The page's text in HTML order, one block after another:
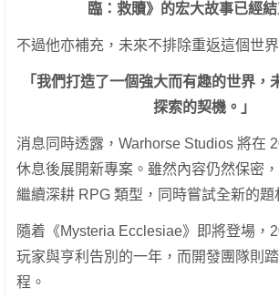
臨：救贖》的宏大故事已經結
不過他亦補充，未來不排除重返這個世
「我們打造了一個強大而有趣的世界，
探索的契機。」
消息同時透露，Warhorse Studios 將在
休息後展開新專案。雖然內容仍然保密
繼續深耕 RPG 類型，同時嘗試全新的題
隨着《Mysteria Ecclesiae》即將登場，
玩家與亨利告別的一年，而開發團隊則
程。